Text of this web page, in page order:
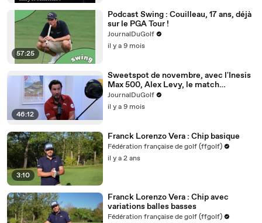
57:25
Podcast Swing : Couilleau, 17 ans, déjà
sur le PGA Tour !
JournalDuGolf
il y a 9 mois
46:12
Sweetspot de novembre, avec l'Inesis
Max 500, Alex Levy, le match
persimon / titane et même la hype des
niveaux à bulle !
JournalDuGolf
il y a 9 mois
3:10
Franck Lorenzo Vera : Chip basique
Fédération française de golf (ffgolf)
il y a 2 ans
Franck Lorenzo Vera : Chip avec
variations balles basses
Fédération française de golf (ffgolf)